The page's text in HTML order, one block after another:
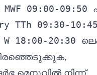
09:00-09:50
TTh 09:30-
മെനുവിൽ നിന്ന്